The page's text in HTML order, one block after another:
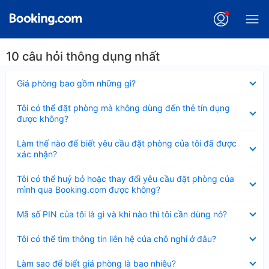
10 câu hỏi thông dụng nhất
Giá phòng bao gồm những gì?
thu
Tôi có thể đặt phòng mà không dùng đến thẻ tín dụng
được không?
thu
gọn
Làm thế nào để biết yêu cầu đặt phòng của tôi đã được
xác nhận?
thu
gọn
Tôi có thể huỷ bỏ hoặc thay đổi yêu cầu đặt phòng của
mình qua Booking.com được không?
thu
gọn
Mã số PIN của tôi là gì và khi nào thì tôi cần dùng nó?
thu
Tôi có thể tìm thông tin liên hệ của chỗ nghỉ ở đâu?
thu
Làm sao để biết giá phòng là bao nhiêu?
thu